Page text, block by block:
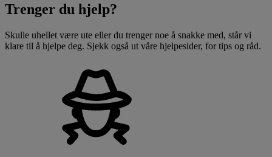
Trenger du hjelp?
Skulle uhellet være ute eller du trenger noe å snakke med, står vi
klare til å hjelpe deg. Sjekk også ut våre hjelpesider, for tips og råd.